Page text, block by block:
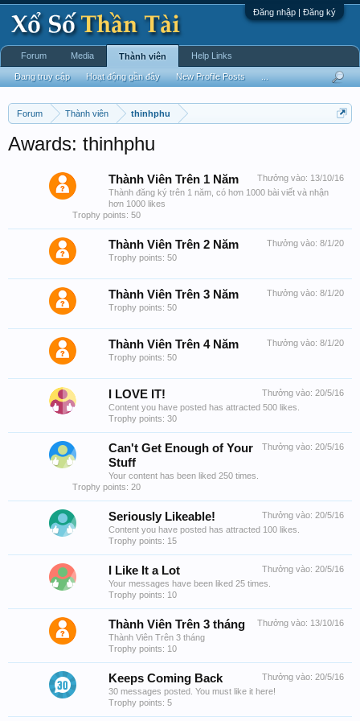
Đăng nhập | Đăng ký
Forum Thành viên thinhphu
Awards: thinhphu
Thưởng vào: 13/10/16
Thành Viên Trên 1 Năm
Thành đăng ký trên 1 năm, có hơn 1000 bài viết và nhận
hơn 1000 likes
Trophy points: 50
Thưởng vào: 8/1/20
Thành Viên Trên 2 Năm
Trophy points: 50
Thưởng vào: 8/1/20
Thành Viên Trên 3 Năm
Trophy points: 50
Thưởng vào: 8/1/20
Thành Viên Trên 4 Năm
Trophy points: 50
Thưởng vào: 20/5/16
I LOVE IT!
Content you have posted has attracted 500 likes.
Trophy points: 30
Thưởng vào: 20/5/16
Can't Get Enough of Your
Stuff
Your content has been liked 250 times.
Trophy points: 20
Thưởng vào: 20/5/16
Seriously Likeable!
Content you have posted has attracted 100 likes.
Trophy points: 15
Thưởng vào: 20/5/16
I Like It a Lot
Your messages have been liked 25 times.
Trophy points: 10
Thưởng vào: 13/10/16
Thành Viên Trên 3 tháng
Thành Viên Trên 3 tháng
Trophy points: 10
Thưởng vào: 20/5/16
Keeps Coming Back
30 messages posted. You must like it here!
Trophy points: 5
Forum Media Thành viên
Đang truy cập Hoạt động gần đây New Profile Posts
Help Links